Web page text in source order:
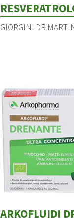
GIORGINI DR
ARKOFLUIDI